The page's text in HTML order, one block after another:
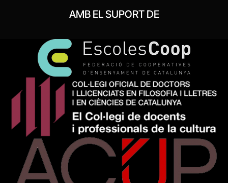
AMB EL SUPORT DE